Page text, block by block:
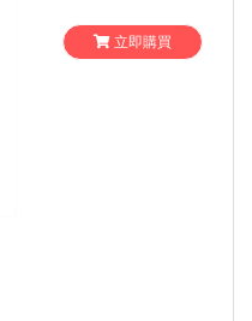
立即購買